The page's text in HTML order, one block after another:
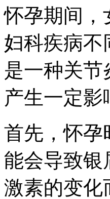
怀孕期间，
妇科疾病不
是一种关
产生一定影
首先，怀孕
能会导致银
激素的变化